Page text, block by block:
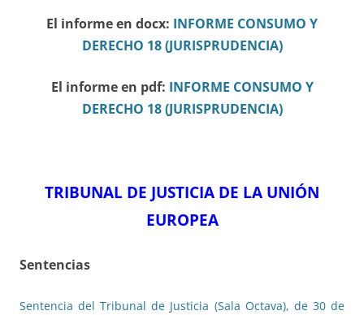
El informe en docx: INFORME CONSUMO Y
DERECHO 18 (JURISPRUDENCIA)
El informe en pdf: INFORME CONSUMO Y
DERECHO 18 (JURISPRUDENCIA)
TRIBUNAL DE JUSTICIA DE LA UNIÓN
EUROPEA
Sentencias
Sentencia del Tribunal de Justicia (Sala Octava), de 30 de